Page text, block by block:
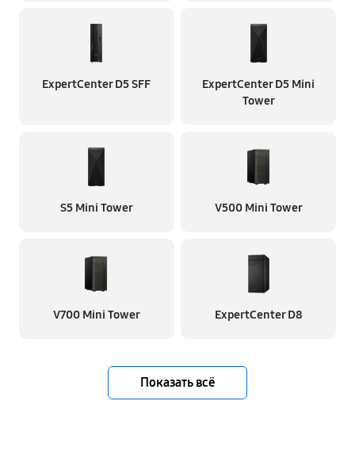
ExpertCenter D5 SFF
ExpertCenter D5 Mini
Tower
S5 Mini Tower V500 Mini Tower
V700 Mini Tower ExpertCenter D8
Показать всё